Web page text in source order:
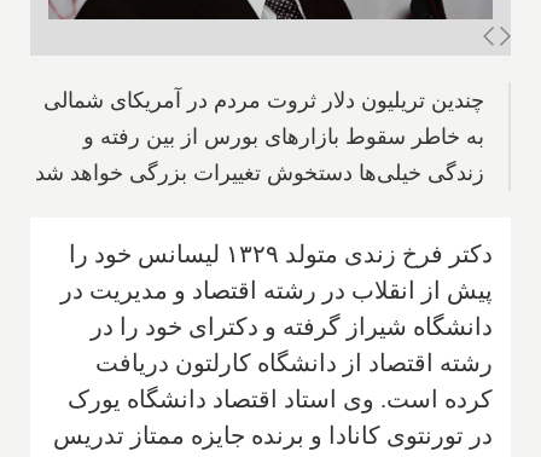
چندین تریلیون دلار ثروت مردم در آمریکای شمالی
به خاطر سقوط بازارهای بورس از بین رفته و
زندگی خیلی‌ها دستخوش تغییرات بزرگی خواهد شد
دکتر فرخ زندی متولد ۱۳۲۹ لیسانس خود را
پیش از انقلاب در رشته اقتصاد و مدیریت در
دانشگاه شیراز گرفته و دکترای خود را در
رشته اقتصاد از دانشگاه کارلتون دریافت
کرده است. وی استاد اقتصاد دانشگاه یورک
در تورنتوی کانادا و برنده جایزه ممتاز تدریس